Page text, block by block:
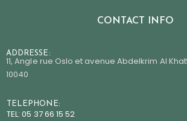
CONTACT INFO
ADDRESSE:
11, Angle rue Oslo et avenue Abdelkrim Al
10040
TELEPHONE:
TEL: 05 37 66 15 52